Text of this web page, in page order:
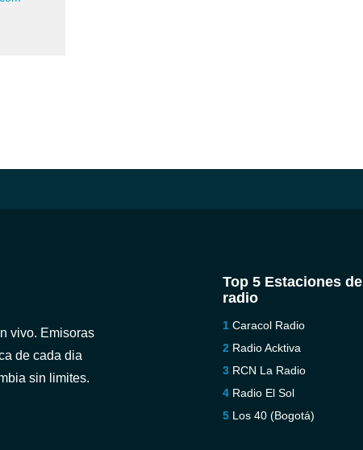
vivo. Emisoras
de cada dia
sin limites.
Top 5 Estaciones de
radio
Caracol Radio
Radio Acktiva
RCN La Radio
Radio El Sol
Los 40 (Bogotá)